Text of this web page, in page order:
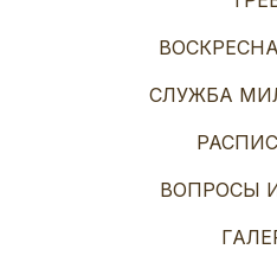
СЛУЖБА
ВОПРОСЫ